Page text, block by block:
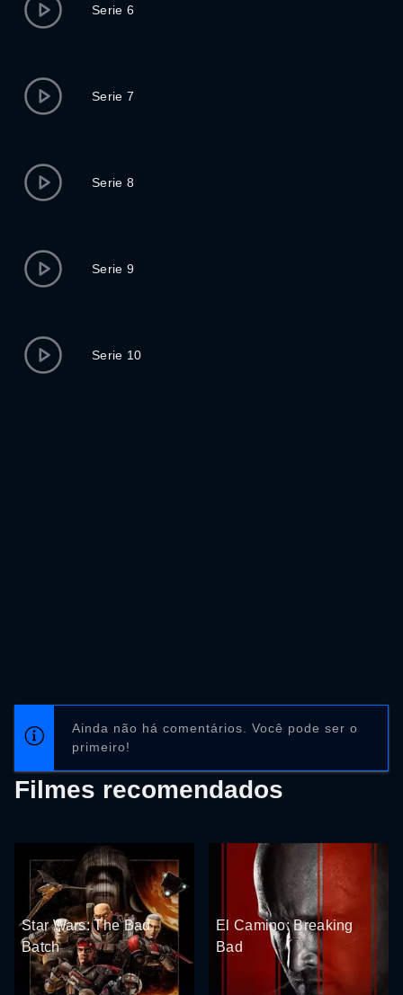
Serie 6
Serie 7
Serie 8
Serie 9
Serie 10
Ainda não há comentários. Você pode ser o
primeiro!
Filmes recomendados
Star Wars: The Bad
Batch
El Camino: Breaking
Bad